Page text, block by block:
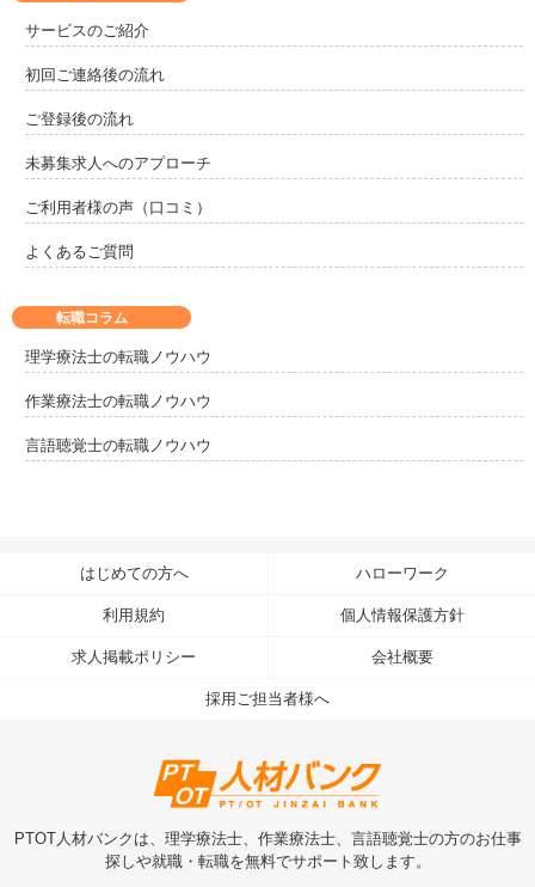
サービスのご紹介
初回ご連絡後の流れ
ご登録後の流れ
未募集求人へのアプローチ
ご利用者様の声（口コミ）
よくあるご質問
転職コラム
理学療法士の転職ノウハウ
作業療法士の転職ノウハウ
言語聴覚士の転職ノウハウ
はじめての方へ ハローワーク
利用規約 個人情報保護方針
求人掲載ポリシー 会社概要
採用ご担当者様へ
PTOT人材バンクは、理学療法士、作業療法士、言語聴覚士の方のお仕事
探しや就職・転職を無料でサポート致します。